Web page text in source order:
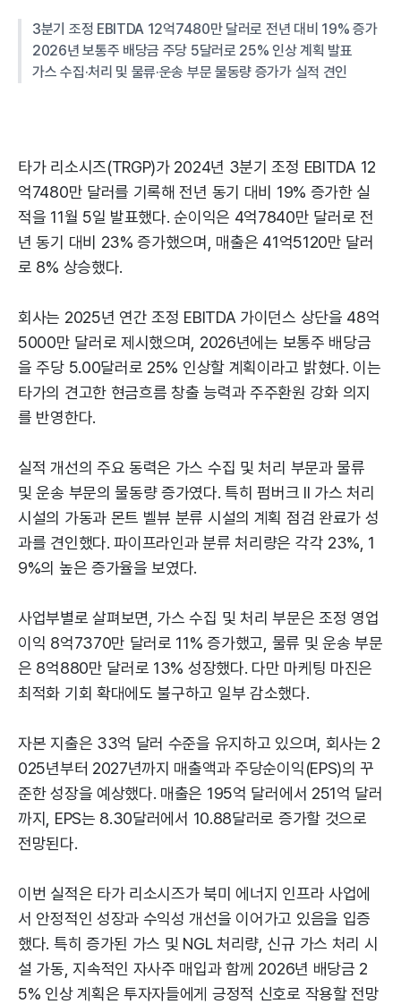
3분기 조정 EBITDA 12억7480만 달러로 전년 대비 19% 증가
2026년 보통주 배당금 주당 5달러로 25% 인상 계획 발표
가스 수집·처리 및 물류·운송 부문 물동량 증가가 실적 견인
타가 리소시즈(TRGP)가 2024년 3분기 조정 EBITDA 12
억7480만 달러를 기록해 전년 동기 대비 19% 증가한 실
적을 11월 5일 발표했다. 순이익은 4억7840만 달러로 전
년 동기 대비 23% 증가했으며, 매출은 41억5120만 달러
로 8% 상승했다.
회사는 2025년 연간 조정 EBITDA 가이던스 상단을 48억
5000만 달러로 제시했으며, 2026년에는 보통주 배당금
을 주당 5.00달러로 25% 인상할 계획이라고 밝혔다. 이는
타가의 견고한 현금흐름 창출 능력과 주주환원 강화 의지
를 반영한다.
실적 개선의 주요 동력은 가스 수집 및 처리 부문과 물류
및 운송 부문의 물동량 증가였다. 특히 펌버크 II 가스 처리
시설의 가동과 몬트 벨뷰 분류 시설의 계획 점검 완료가 성
과를 견인했다. 파이프라인과 분류 처리량은 각각 23%, 1
9%의 높은 증가율을 보였다.
사업부별로 살펴보면, 가스 수집 및 처리 부문은 조정 영업
이익 8억7370만 달러로 11% 증가했고, 물류 및 운송 부문
은 8억880만 달러로 13% 성장했다. 다만 마케팅 마진은
최적화 기회 확대에도 불구하고 일부 감소했다.
자본 지출은 33억 달러 수준을 유지하고 있으며, 회사는 2
025년부터 2027년까지 매출액과 주당순이익(EPS)의 꾸
준한 성장을 예상했다. 매출은 195억 달러에서 251억 달러
까지, EPS는 8.30달러에서 10.88달러로 증가할 것으로
전망된다.
이번 실적은 타가 리소시즈가 북미 에너지 인프라 사업에
서 안정적인 성장과 수익성 개선을 이어가고 있음을 입증
했다. 특히 증가된 가스 및 NGL 처리량, 신규 가스 처리 시
설 가동, 지속적인 자사주 매입과 함께 2026년 배당금 2
5% 인상 계획은 투자자들에게 긍정적 신호로 작용할 전망